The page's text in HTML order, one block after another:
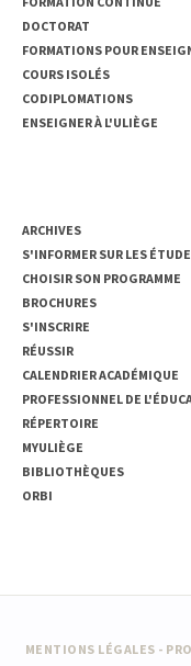
DOCTORAT
FORMATIONS POUR
COURS ISOLÉS
CODIPLOMATIONS
ENSEIGNER À L'ULIÈGE
ARCHIVES
S'INFORMER SUR LES
CHOISIR SON PROGRAMME
BROCHURES
S'INSCRIRE
RÉUSSIR
CALENDRIER ACADÉMIQUE
PROFESSIONNEL DE
RÉPERTOIRE
MYULIÈGE
BIBLIOTHÈQUES
ORBI
MENTIONS LÉGALES -